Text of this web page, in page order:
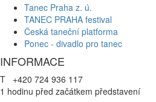
Tanec Praha z. ú.
TANEC PRAHA festival
Česká taneční platforma
Ponec - divadlo pro tanec
INFORMACE
T +420 724 936 117
1 hodinu před začátkem představení